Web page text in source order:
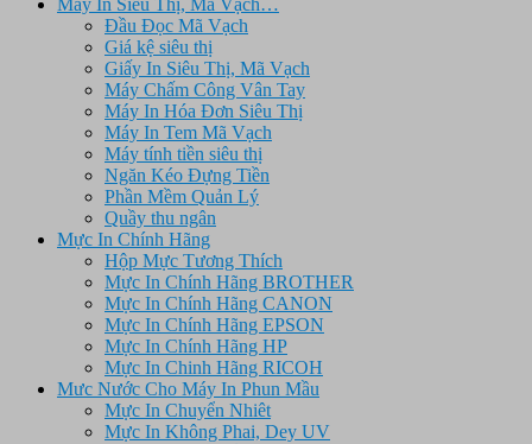
Máy In Siêu Thị, Mã Vạch…
Đầu Đọc Mã Vạch
Giá kệ siêu thị
Giấy In Siêu Thị, Mã Vạch
Máy Chấm Công Vân Tay
Máy In Hóa Đơn Siêu Thị
Máy In Tem Mã Vạch
Máy tính tiền siêu thị
Ngăn Kéo Đựng Tiền
Phần Mềm Quản Lý
Quầy thu ngân
Mực In Chính Hãng
Hộp Mực Tương Thích
Mực In Chính Hãng BROTHER
Mực In Chính Hãng CANON
Mực In Chính Hãng EPSON
Mực In Chính Hãng HP
Mực In Chinh Hãng RICOH
Mưc Nước Cho Máy In Phun Mầu
Mực In Chuyển Nhiêt
Mực In Không Phai, Dey UV